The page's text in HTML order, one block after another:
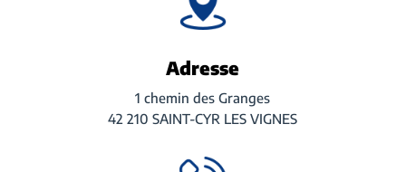
Adresse
1 chemin des Granges
42 210 SAINT-CYR LES VIGNES